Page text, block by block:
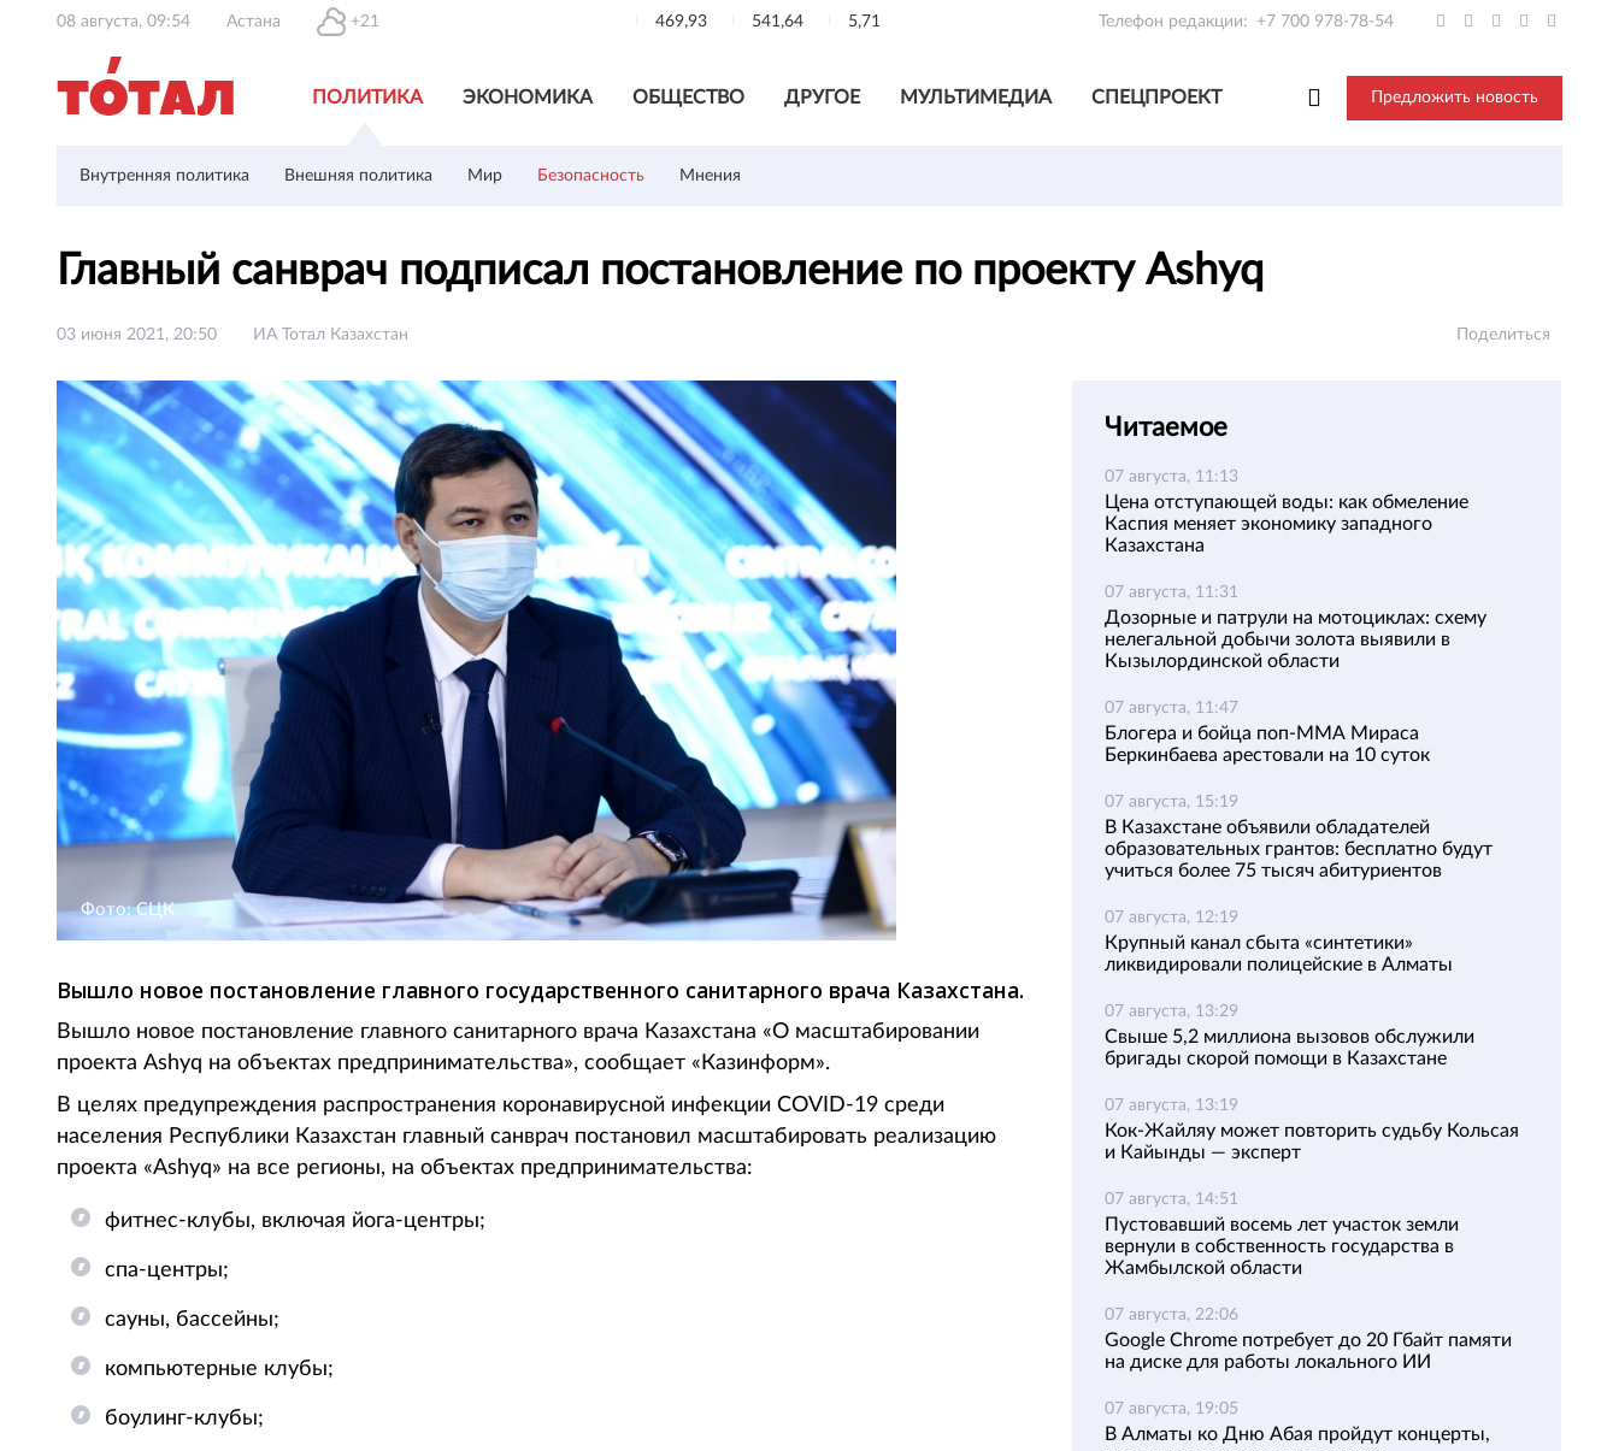
08 августа, 09:54 Астана +21 469,93 541,64 5,71 Телефон редакции: +7 700 978-78-54
ПОЛИТИКА ЭКОНОМИКА ОБЩЕСТВО ДРУГОЕ МУЛЬТИМЕДИА СПЕЦПРОЕКТ Предложить новость
Внутренняя политика Внешняя политика Мир Безопасность Мнения
Главный санврач подписал постановление по проекту Ashyq
03 июня 2021, 20:50 ИА Тотал Казахстан Поделиться
Фото: СЦК
Вышло новое постановление главного государственного санитарного врача Казахстана.
Вышло новое постановление главного санитарного врача Казахстана «О масштабировании
проекта Ashyq на объектах предпринимательства», сообщает «Казинформ».
В целях предупреждения распространения коронавирусной инфекции COVID-19 среди
населения Республики Казахстан главный санврач постановил масштабировать реализацию
проекта «Ashyq» на все регионы, на объектах предпринимательства:
фитнес-клубы, включая йога-центры;
спа-центры;
сауны, бассейны;
компьютерные клубы;
боулинг-клубы;
Читаемое
07 августа, 11:13
Цена отступающей воды: как обмеление
Каспия меняет экономику западного
Казахстана
07 августа, 11:31
Дозорные и патрули на мотоциклах: схему
нелегальной добычи золота выявили в
Кызылординской области
07 августа, 11:47
Блогера и бойца поп-ММА Мираса
Беркинбаева арестовали на 10 суток
07 августа, 15:19
В Казахстане объявили обладателей
образовательных грантов: бесплатно будут
учиться более 75 тысяч абитуриентов
07 августа, 12:19
Крупный канал сбыта «синтетики»
ликвидировали полицейские в Алматы
07 августа, 13:29
Свыше 5,2 миллиона вызовов обслужили
бригады скорой помощи в Казахстане
07 августа, 13:19
Кок-Жайляу может повторить судьбу Кольсая
и Кайынды — эксперт
07 августа, 14:51
Пустовавший восемь лет участок земли
вернули в собственность государства в
Жамбылской области
07 августа, 22:06
Google Chrome потребует до 20 Гбайт памяти
на диске для работы локального ИИ
07 августа, 19:05
В Алматы ко Дню Абая пройдут концерты,